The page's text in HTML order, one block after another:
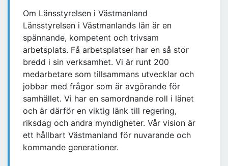
Om Länsstyrelsen i Västmanland
Länsstyrelsen i Västmanlands län är en
spännande, kompetent och trivsam
arbetsplats. Få arbetsplatser har en så stor
bredd i sin verksamhet. Vi är runt 200
medarbetare som tillsammans utvecklar och
jobbar med frågor som är avgörande för
samhället. Vi har en samordnande roll i länet
och är därför en viktig länk till regering,
riksdag och andra myndigheter. Vår vision är
ett hållbart Västmanland för nuvarande och
kommande generationer.